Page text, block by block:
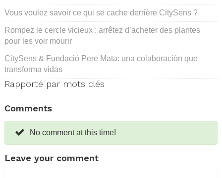
Vous voulez savoir ce qui se cache derrière CitySens ?
Rompez le cercle vicieux : arrêtez d’acheter des plantes
pour les voir mourir
CitySens & Fundació Pere Mata: una colaboración que
transforma vidas
Rapporté par mots clés
Comments
No comment at this time!
Leave your comment